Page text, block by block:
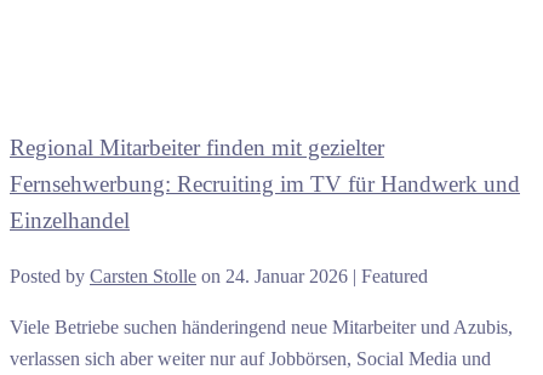
Regional Mitarbeiter finden mit gezielter
Fernsehwerbung: Recruiting im TV für Handwerk und
Einzelhandel
Posted by Carsten Stolle on 24. Januar 2026 | Featured
Viele Betriebe suchen händeringend neue Mitarbeiter und Azubis,
verlassen sich aber weiter nur auf Jobbörsen, Social Media und